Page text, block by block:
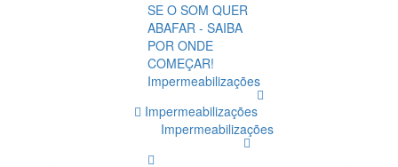
SE O SOM QUER
ABAFAR - SAIBA
POR ONDE
COMEÇAR!
Impermeabilizações
Impermeabilizações
Impermeabilizações